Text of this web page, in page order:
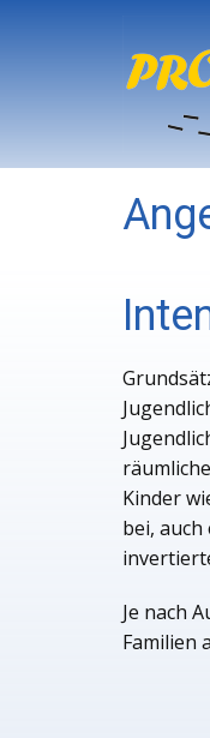
Kinder
bei,
Je nach
Familien